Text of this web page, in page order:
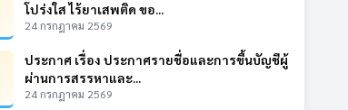
โปร่งใส ไร้ยาเสพติด ขอ...
24 กรกฎาคม 2569
ประกาศ เรื่อง ประกาศรายชื่อและการขึ้นบัญชีผู้
ผ่านการสรรหาและ...
24 กรกฎาคม 2569